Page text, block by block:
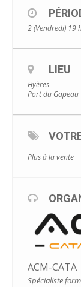
2 (Vendredi) 19
LIEU
Hyères
Port du Gapeau
Plus à la vente
ACM-CATA
Spécialiste